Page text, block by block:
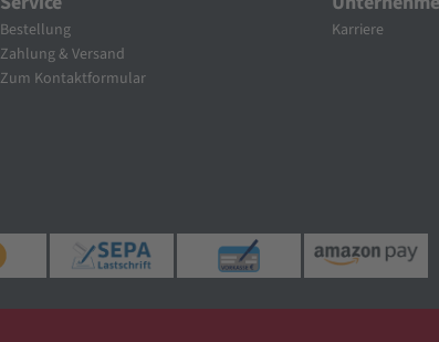
Bestellung
Zahlung & Versand
Zum Kontaktformular
Karriere